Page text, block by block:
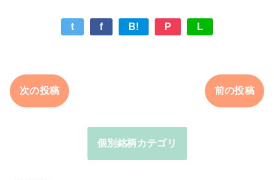
t f B! P L
次の投稿 前の投稿
個別銘柄カテゴリ